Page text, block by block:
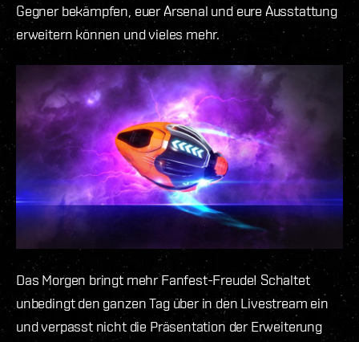
Gegner bekämpfen, euer Arsenal und eure Ausstattung
erweitern können und vieles mehr.
Das Morgen bringt mehr Fanfest-Freude! Schaltet
unbedingt den ganzen Tag über in den Livestream ein
und verpasst nicht die Präsentation der Erweiterung